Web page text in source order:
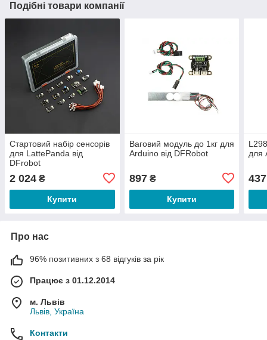
Подібні товари компанії
Стартовий набір сенсорів
для LattePanda від
DFrobot
2 024 ₴
Купити
Ваговий модуль до 1кг для
Arduino від DFRobot
897₴
Купити
для
437
Про нас
96% позитивних з 68 відгуків за рік
Працює з 01.12.2014
м. Львів
Львів, Україна
Контакти